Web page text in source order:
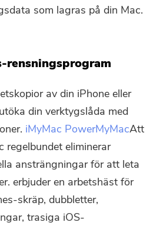
som lagras på din Mac.
rensningsprogram
av din iPhone eller
din verktygslåda med
iMyMac PowerMyMacAtt
regelbundet eliminerar
ansträngningar för att leta
erbjuder en arbetshäst för
skräp, dubbletter,
trasiga iOS-